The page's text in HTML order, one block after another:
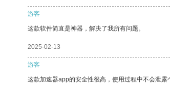
游客
这款软件简直是神器，解决了我所有问题。
2025-02-13
游客
这款加速器app的安全性很高，使用过程中不会泄